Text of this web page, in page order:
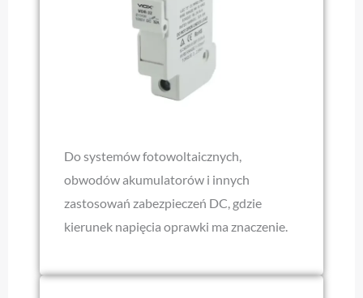
Do systemów fotowoltaicznych,
obwodów akumulatorów i innych
zastosowań zabezpieczeń DC, gdzie
kierunek napięcia oprawki ma znaczenie.